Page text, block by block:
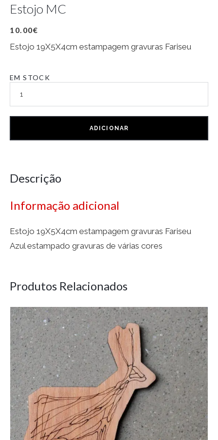
Estojo MC
10.00€
Estojo 19X5X4cm estampagem gravuras Fariseu
EM STOCK
ADICIONAR
Descrição
Informação adicional
Estojo 19X5X4cm estampagem gravuras Fariseu
Azul estampado gravuras de várias cores
Produtos Relacionados